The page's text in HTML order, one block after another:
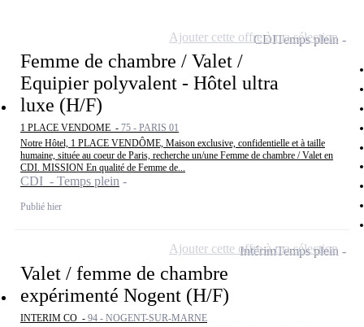
Femme de chambre / Valet /
Equipier polyvalent - Hôtel ultra
luxe (H/F)
1 PLACE VENDOME - 75 - PARIS 01
Notre Hôtel, 1 PLACE VENDÔME, Maison exclusive, confidentielle et à taille
humaine, située au coeur de Paris, recherche un/une Femme de chambre / Valet en
CDI. MISSION En qualité de Femme de...
CDI - Temps plein
Publié hier
CDITemps plein
Ajouter cette offre à ma sélection
Valet / femme de chambre
expérimenté Nogent (H/F)
INTERIM CO - 94 - NOGENT-SUR-MARNE
IntérimTemps plein
Ajouter cette offre à ma sélection